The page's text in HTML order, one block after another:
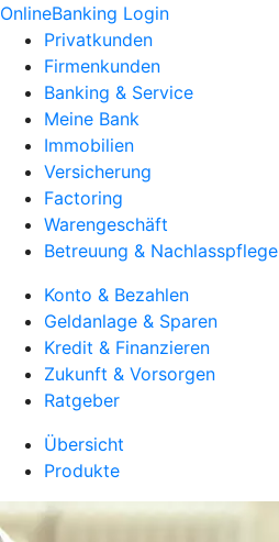
OnlineBanking Login
Privatkunden
Firmenkunden
Banking & Service
Meine Bank
Immobilien
Versicherung
Factoring
Warengeschäft
Betreuung & Nachlasspflege
Konto & Bezahlen
Geldanlage & Sparen
Kredit & Finanzieren
Zukunft & Vorsorgen
Ratgeber
Übersicht
Produkte